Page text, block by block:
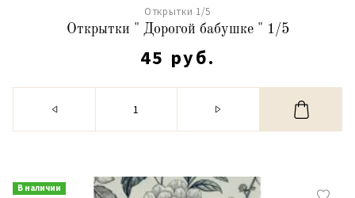
Открытки 1/5
Открытки " Дорогой бабушке " 1/5
45 руб.
В наличии